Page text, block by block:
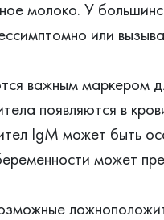
молоко. У
или
важным маркером
появляются в
IgM может быть
может